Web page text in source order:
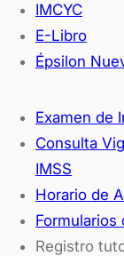
IMCYC
E-Libro
Épsilon
Examen de
Consulta
IMSS
Horario de
Formularios
Registro